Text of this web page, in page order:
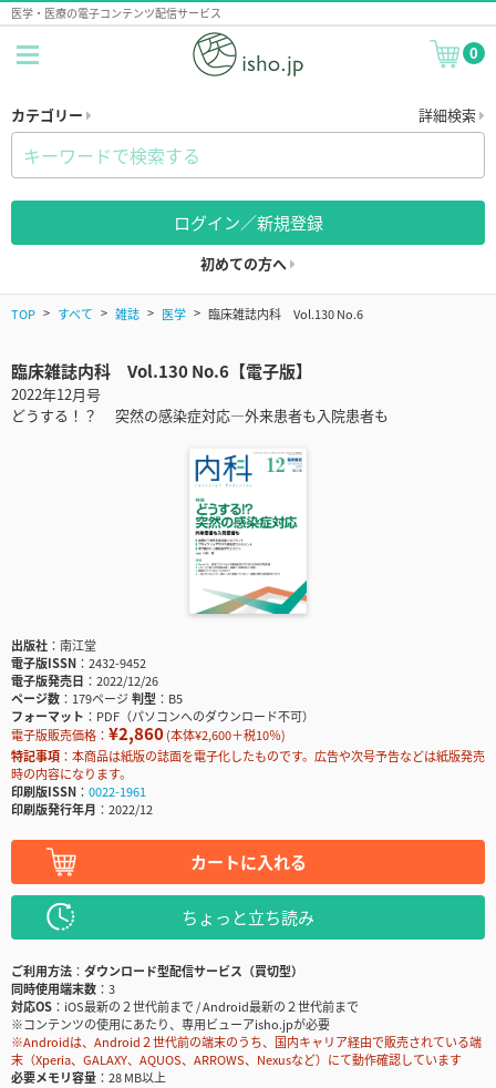
医学・医療の電子コンテンツ配信サービス
0
カテゴリー 詳細検索
ログイン／新規登録
初めての方へ
TOP すべて 雑誌 医学 臨床雑誌内科 Vol.130 No.6
臨床雑誌内科 Vol.130 No.6【電子版】
2022年12月号
どうする！？ 突然の感染症対応―外来患者も入院患者も
出版社
南江堂
電子版ISSN
2432-9452
電子版発売日
2022/12/26
ページ数
179ページ判型
B5
フォーマット
PDF（パソコンへのダウンロード不可）
電子版販売価格： ¥2,860(本体¥2,600＋税10％)
特記事項
本商品は紙版の誌面を電子化したものです。広告や次号予告などは紙版発売
時の内容になります。
印刷版ISSN
0022-1961
印刷版発行年月
2022/12
カートに入れる
ちょっと立ち読み
ご利用方法
ダウンロード型配信サービス（買切型）
同時使用端末数
3
対応OS
iOS最新の２世代前まで / Android最新の２世代前まで
※コンテンツの使用にあたり、専用ビューアisho.jpが必要
※Androidは、Android２世代前の端末のうち、国内キャリア経由で販売されている端
末（Xperia、GALAXY、AQUOS、ARROWS、Nexusなど）にて動作確認しています
必要メモリ容量
28 MB以上